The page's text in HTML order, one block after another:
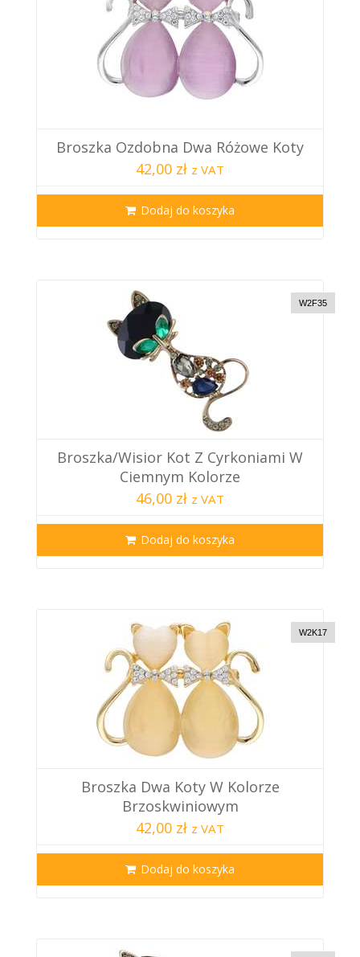
Broszka Ozdobna Dwa Różowe Koty
42,00 zł z VAT
Dodaj do koszyka
W2F35
Broszka/wisior Kot Z Cyrkoniami W
Ciemnym Kolorze
46,00 zł z VAT
Dodaj do koszyka
W2K17
Broszka Dwa Koty W Kolorze
Brzoskwiniowym
42,00 zł z VAT
Dodaj do koszyka